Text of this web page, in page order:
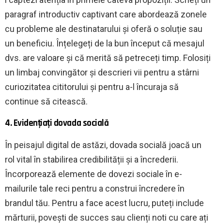
paragraf introductiv captivant care abordează zonele
cu probleme ale destinatarului și oferă o soluție sau
un beneficiu. Înțelegeți de la bun început că mesajul
dvs. are valoare și că merită să petreceți timp. Folosiți
un limbaj convingător și descrieri vii pentru a stârni
curiozitatea cititorului și pentru a-l încuraja să
continue să citească.
4. Evidențiați dovada socială
În peisajul digital de astăzi, dovada socială joacă un
rol vital în stabilirea credibilității și a încrederii.
Încorporează elemente de dovezi sociale în e-
mailurile tale reci pentru a construi încredere în
brandul tău. Pentru a face acest lucru, puteți include
mărturii, povești de succes sau clienți noti cu care ați